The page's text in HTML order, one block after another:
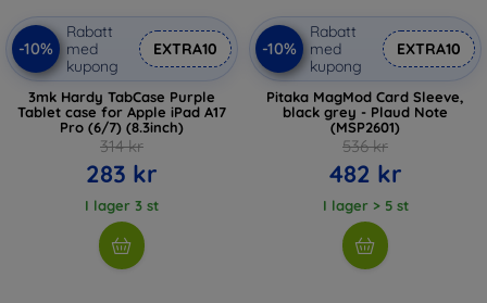
-10%
Rabatt
med
kupong
EXTRA10
3mk Hardy TabCase Purple
Tablet case for Apple iPad A17
Pro (6/7) (8.3inch)
314 kr
283 kr
I lager 3 st
-10%
Rabatt
med
kupong
EXTRA10
Pitaka MagMod Card Sleeve,
black grey - Plaud Note
(MSP2601)
536 kr
482 kr
I lager > 5 st